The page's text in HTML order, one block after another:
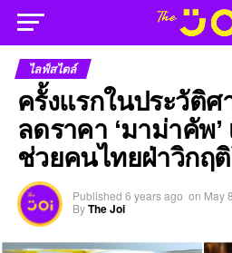
ไลฟ์สไตล์
ครั้งแรกในประวัติศ
ลดราคา ‘มาม่าคัพ
ช่วยคนไทยฝ่าวิกฤ
Published 6 years ago on May
ByThe Joi